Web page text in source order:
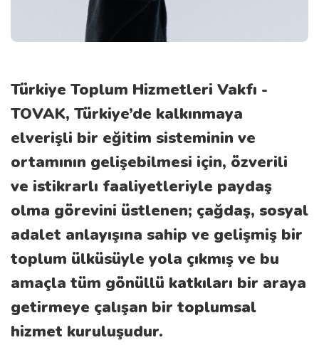
Türkiye Toplum Hizmetleri Vakfı -
TOVAK, Türkiye’de kalkınmaya
elverişli bir eğitim sisteminin ve
ortamının gelişebilmesi için, özverili
ve istikrarlı faaliyetleriyle paydaş
olma görevini üstlenen; çağdaş, sosyal
adalet anlayışına sahip ve gelişmiş bir
toplum ülküsüyle yola çıkmış ve bu
amaçla tüm gönüllü katkıları bir araya
getirmeye çalışan bir toplumsal
hizmet kuruluşudur.